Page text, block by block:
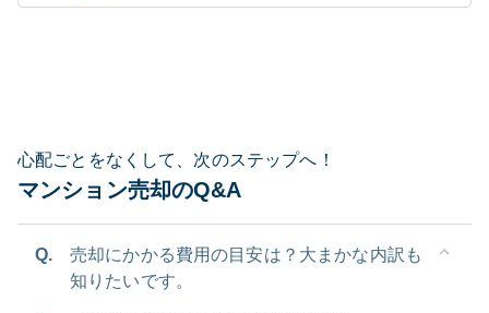
心配ごとをなくして、次のステップへ！
マンション売却のQ&A
Q.
売却にかかる費用の目安は？大まかな内訳も
知りたいです。